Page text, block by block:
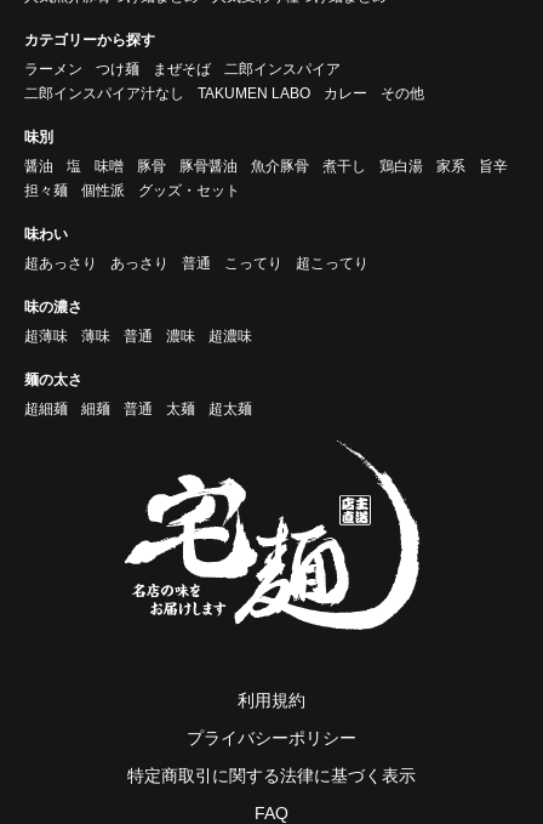
カテゴリーから探す
ラーメン
つけ麺 まぜそば
二郎インスパイア
二郎インスパイア汁なし
TAKUMEN LABO カレー その他
味別
醤油
塩 味噌 豚骨 豚骨醤油 魚介豚骨 煮干し 鶏白湯 家系
旨辛
担々麺
個性派 グッズ・セット
味わい
超あっさり
あっさり 普通 こってり 超こってり
味の濃さ
超薄味
薄味 普通 濃味 超濃味
麺の太さ
超細麺
細麺 普通 太麺 超太麺
利用規約
プライバシーポリシー
特定商取引に関する法律に基づく表示
FAQ